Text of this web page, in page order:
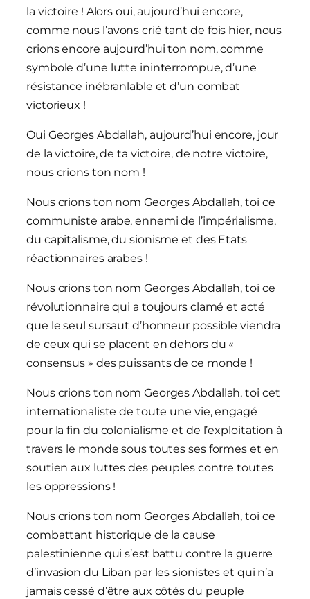
la victoire ! Alors oui, aujourd’hui encore,
comme nous l’avons crié tant de fois hier, nous
crions encore aujourd’hui ton nom, comme
symbole d’une lutte ininterrompue, d’une
résistance inébranlable et d’un combat
victorieux !
Oui Georges Abdallah, aujourd’hui encore, jour
de la victoire, de ta victoire, de notre victoire,
nous crions ton nom !
Nous crions ton nom Georges Abdallah, toi ce
communiste arabe, ennemi de l’impérialisme,
du capitalisme, du sionisme et des Etats
réactionnaires arabes !
Nous crions ton nom Georges Abdallah, toi ce
révolutionnaire qui a toujours clamé et acté
que le seul sursaut d’honneur possible viendra
de ceux qui se placent en dehors du «
consensus » des puissants de ce monde !
Nous crions ton nom Georges Abdallah, toi cet
internationaliste de toute une vie, engagé
pour la fin du colonialisme et de l’exploitation à
travers le monde sous toutes ses formes et en
soutien aux luttes des peuples contre toutes
les oppressions !
Nous crions ton nom Georges Abdallah, toi ce
combattant historique de la cause
palestinienne qui s’est battu contre la guerre
d’invasion du Liban par les sionistes et qui n’a
jamais cessé d’être aux côtés du peuple